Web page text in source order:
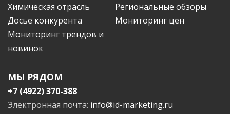
Химическая отрасль
Региональные обзоры
Досье конкурента
Мониторинг цен
Мониторинг трендов и
новинок
МЫ РЯДОМ
+7 (4922) 370-388
Электронная почта: info@id-marketing.ru